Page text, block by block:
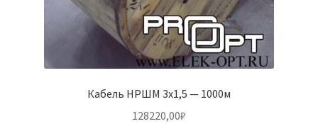
Кабель НРШМ 3х1,5 — 1000м
128220,00₽